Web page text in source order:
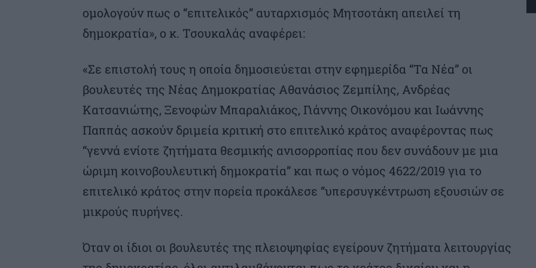
ομολογούν πως ο “επιτελικός” αυταρχισμός Μητσοτάκη απειλεί τη
δημοκρατία», ο κ. Τσουκαλάς αναφέρει:
«Σε επιστολή τους η οποία δημοσιεύεται στην εφημερίδα “Τα Νέα” οι
βουλευτές της Νέας Δημοκρατίας Αθανάσιος Ζεμπίλης, Ανδρέας
Κατσανιώτης, Ξενοφών Μπαραλιάκος, Γιάννης Οικονόμου και Ιωάννης
Παππάς ασκούν δριμεία κριτική στο επιτελικό κράτος αναφέροντας πως
“γεννά ενίοτε ζητήματα θεσμικής ανισορροπίας που δεν συνάδουν με μια
ώριμη κοινοβουλευτική δημοκρατία” και πως ο νόμος 4622/2019 για το
επιτελικό κράτος στην πορεία προκάλεσε “υπερσυγκέντρωση εξουσιών σε
μικρούς πυρήνες.
Όταν οι ίδιοι οι βουλευτές της πλειοψηφίας εγείρουν ζητήματα λειτουργίας